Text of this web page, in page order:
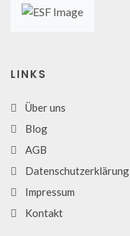
LINKS
Über uns
Blog
AGB
Datenschutzerklärung
Impressum
Kontakt